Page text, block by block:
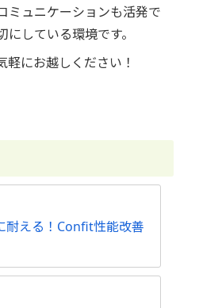
ミュニケーションも活発で
している環境です。
軽にお越しください！
耐える！Confit性能改善